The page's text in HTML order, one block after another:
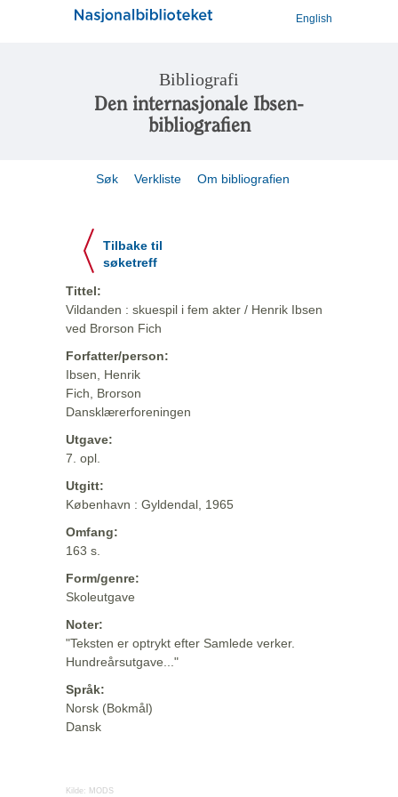
English
Bibliografi
Den internasjonale Ibsen-
bibliografien
Søk Verkliste Om bibliografien
Tilbake til
søketreff
Tittel:
Vildanden : skuespil i fem akter / Henrik Ibsen
ved Brorson Fich
Forfatter/person:
Ibsen, Henrik
Fich, Brorson
Dansklærerforeningen
Utgave:
7. opl.
Utgitt:
København : Gyldendal, 1965
Omfang:
163 s.
Form/genre:
Skoleutgave
Noter:
"Teksten er optrykt efter Samlede verker.
Hundreårsutgave..."
Språk:
Norsk (Bokmål)
Dansk
Kilde: MODS